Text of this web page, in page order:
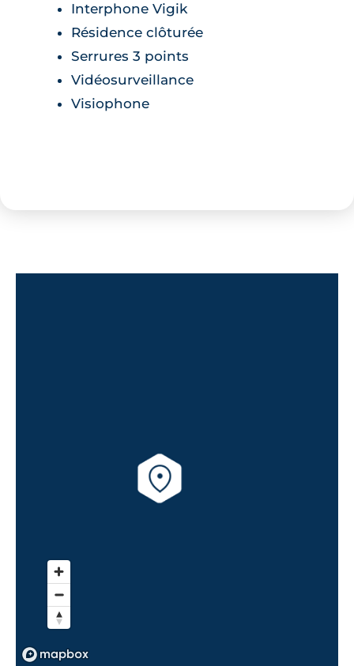
Interphone Vigik
Résidence clôturée
Serrures 3 points
Vidéosurveillance
Visiophone